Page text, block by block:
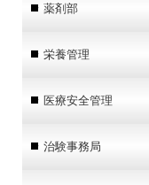
薬剤部
栄養管理
医療安全管理
治験事務局